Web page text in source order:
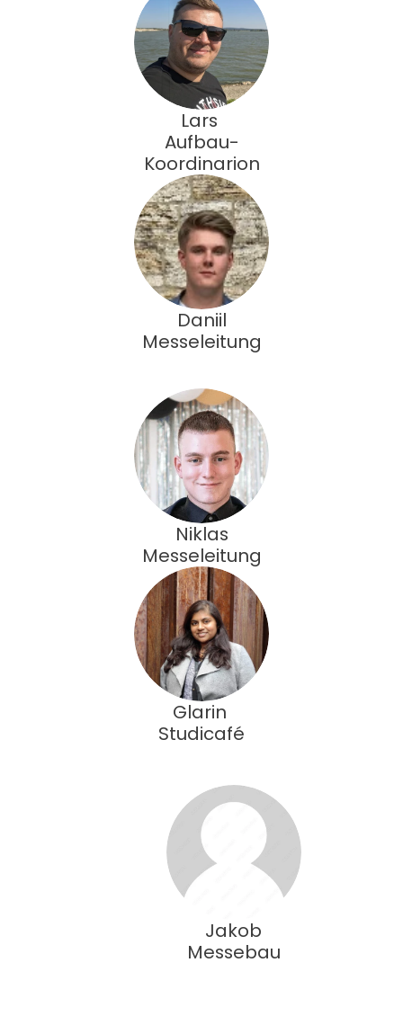
Lars
Aufbau-
Koordinarion
Daniil
Messeleitung
Niklas
Messeleitung
Glarin
Studicafé
Jakob
Messebau